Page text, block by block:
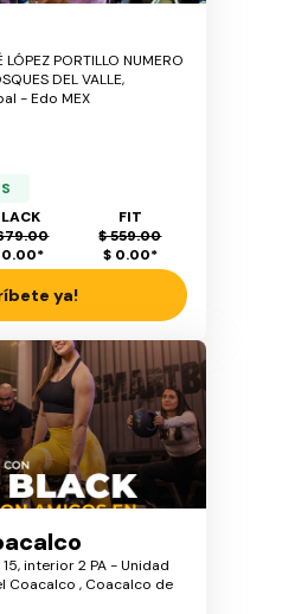
PORTILLO NUMERO
DEL VALLE,
- Edo MEX
0.00*
FIT
$ 559.00
$ 0.00*
ya!
interior 2 PA - Unidad
Coacalco , Coacalco de